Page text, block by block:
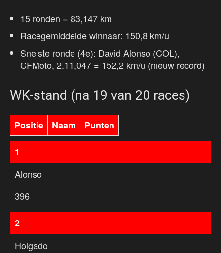
15 ronden = 83,147 km
Racegemiddelde winnaar: 150,8 km/u
Snelste ronde (4e): David Alonso (COL),
CFMoto, 2.11,047 = 152,2 km/u (nieuw record)
WK-stand (na 19 van 20 races)
Positie Naam Punten
1
Alonso
396
2
Holgado